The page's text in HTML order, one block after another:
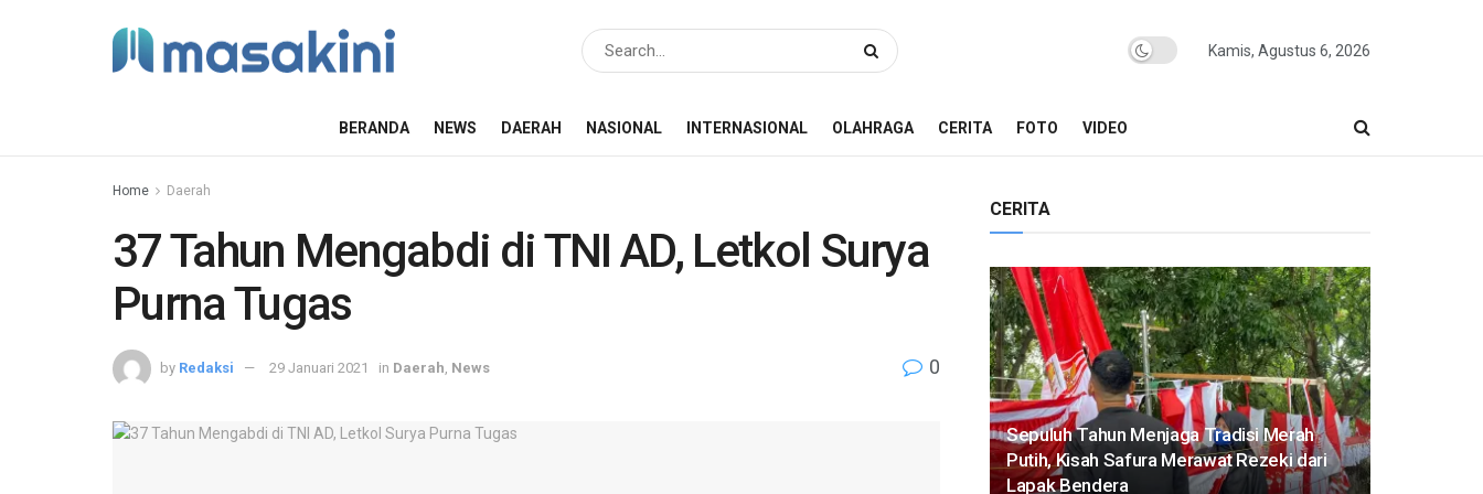
Kamis, Agustus 6, 2026
BERANDA NEWS DAERAH NASIONAL INTERNASIONAL OLAHRAGA CERITA FOTO VIDEO
Home Daerah
37 Tahun Mengabdi di TNI AD, Letkol Surya
Purna Tugas
by Redaksi 29 Januari 2021 in Daerah News 0
CERITA
Sepuluh Tahun Menjaga Tradisi Merah
Putih, Kisah Safura Merawat Rezeki dari
Lapak Bendera